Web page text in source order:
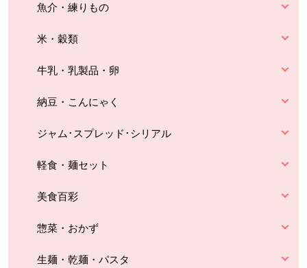
魚介・練りもの
米・穀類
牛乳・乳製品・卵
納豆・こんにゃく
ジャム･スプレッド･シリアル
軽食・麺セット
美食百彩
惣菜・おかず
生麺・乾麺・パスタ